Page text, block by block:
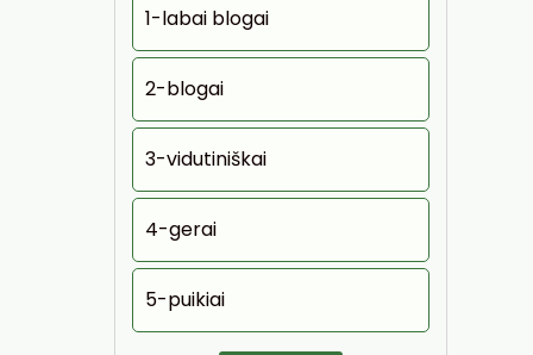
1-labai blogai
2-blogai
3-vidutiniškai
4-gerai
5-puikiai